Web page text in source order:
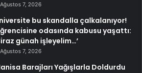
Ağustos 7, 2026
bu skandalla çalkalanıyor!
odasında kabusu yaşattı:
günah işleyelim…’
Ağustos 7, 2026
Barajları Yağışlarla Doldurdu